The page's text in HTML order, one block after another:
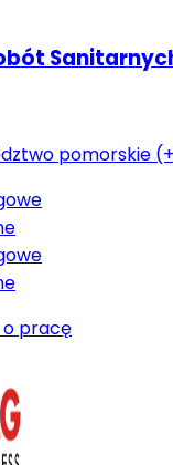
pomorskie
pracę